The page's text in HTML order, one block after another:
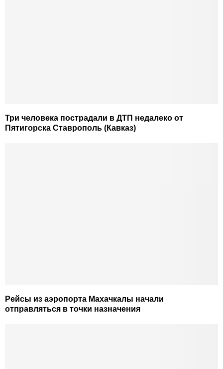
Три человека пострадали в ДТП недалеко от
Пятигорска Ставрополь (Кавказ)
Рейсы из аэропорта Махачкалы начали
отправляться в точки назначения